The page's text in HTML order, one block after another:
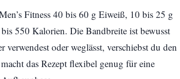
Fitness 40 bis 60 g Eiweiß, 10 bis 25 g
550 Kalorien. Die Bandbreite ist bewusst
oder weglässt, verschiebst du den
das Rezept flexibel genug für eine